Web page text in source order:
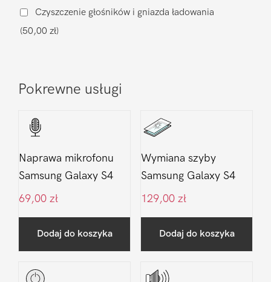
S4
Czyszczenie głośników i gniazda ładowania
(50,00 zł)
Pokrewne usługi
Naprawa mikrofonu
Samsung Galaxy S4
69,00 zł
Dodaj do koszyka
Wymiana szyby
Samsung Galaxy S4
129,00 zł
Dodaj do koszyka